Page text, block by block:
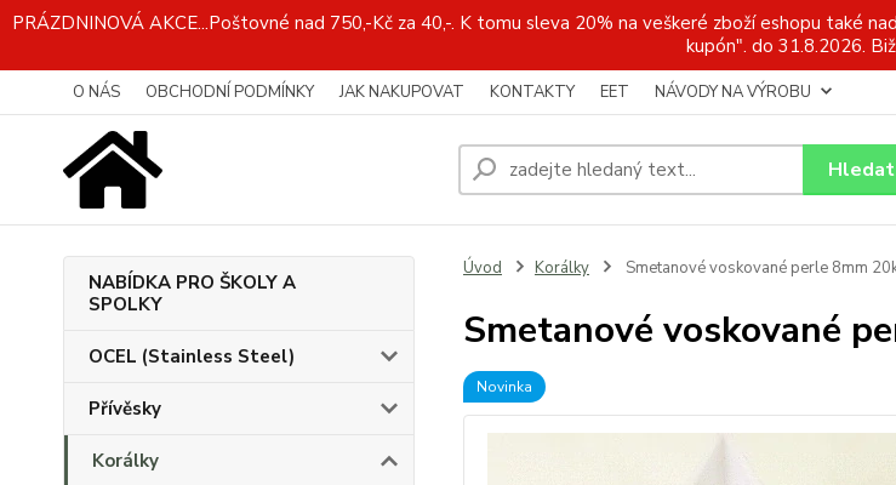
PRÁZDNINOVÁ AKCE...Poštovné nad 750,-Kč za 40,-. K tomu sleva 20% na veškeré zboží eshopu také
kupón". do 31.8.2026.
O NÁS OBCHODNÍ PODMÍNKY JAK NAKUPOVAT KONTAKTY EET NÁVODY NA VÝROBU
Hledat
NABÍDKA PRO ŠKOLY A
SPOLKY
OCEL (Stainless Steel)
Přívěsky
Korálky
Úvod Korálky Smetanové voskované perle 8mm
Smetanové voskované
Novinka